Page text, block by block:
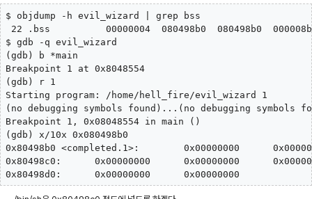
$ objdump -h evil_wizard | grep bss
22 .bss          00000004  080498b0  080498b0
$ gdb -q evil_wizard
(gdb) b *main
Breakpoint 1 at 0x8048554
(gdb) r 1
Starting program: /home/hell_fire/evil_wizard 1
(no debugging symbols found)...(no debugging symbols
Breakpoint 1, 0x08048554 in main ()
(gdb) x/10x 0x080498b0
0x80498b0 <completed.1>:        0x00000000
0x80498c0:      0x00000000      0x00000000
0x80498d0:      0x00000000      0x00000000